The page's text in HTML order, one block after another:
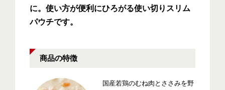
に。使い方が便利にひろがる使い切りスリム
パウチです。
商品の特徴
国産若鶏のむね肉とささみを野